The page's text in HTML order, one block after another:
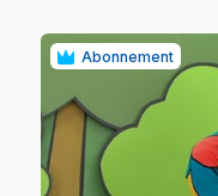
Abonnement